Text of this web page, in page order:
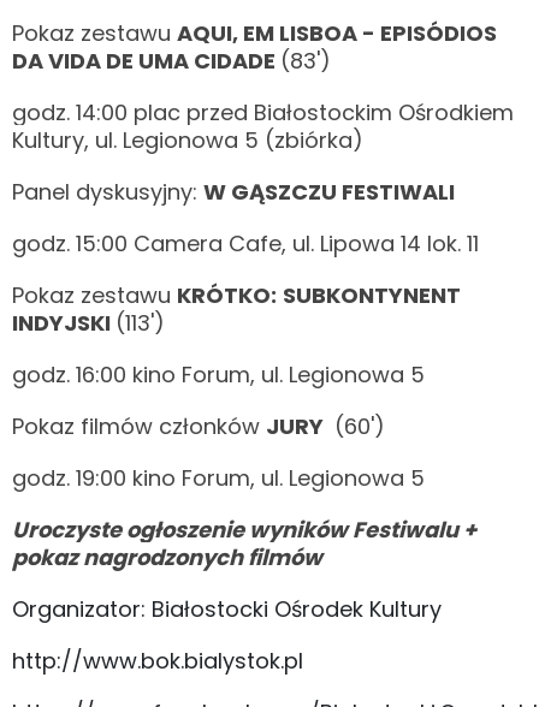
Pokaz zestawu AQUI, EM LISBOA - EPISÓDIOS
DA VIDA DE UMA CIDADE (83')
godz. 14:00 plac przed Białostockim Ośrodkiem
Kultury, ul. Legionowa 5 (zbiórka)
Panel dyskusyjny: W GĄSZCZU FESTIWALI
godz. 15:00 Camera Cafe, ul. Lipowa 14 lok. 11
Pokaz zestawu KRÓTKO: SUBKONTYNENT
INDYJSKI (113')
godz. 16:00 kino Forum, ul. Legionowa 5
Pokaz filmów członków JURY (60')
godz. 19:00 kino Forum, ul. Legionowa 5
Uroczyste ogłoszenie wyników Festiwalu +
pokaz nagrodzonych filmów
Organizator: Białostocki Ośrodek Kultury
http://www.bok.bialystok.pl